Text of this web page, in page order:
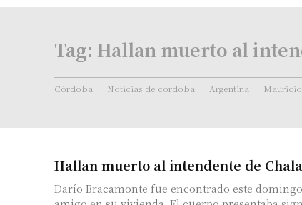
Tag: Hallan muerto al
Córdoba Noticias de cordoba Argentina
Hallan muerto al intendente de
Darío Bracamonte fue encontrado este